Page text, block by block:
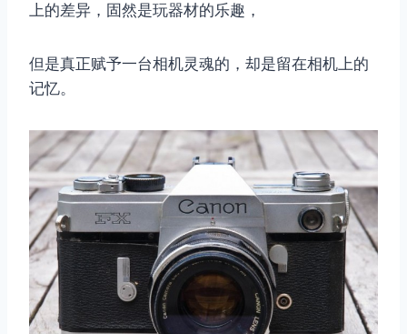
上的差异，固然是玩器材的乐趣，
但是真正赋予一台相机灵魂的，却是留在相机上的
记忆。